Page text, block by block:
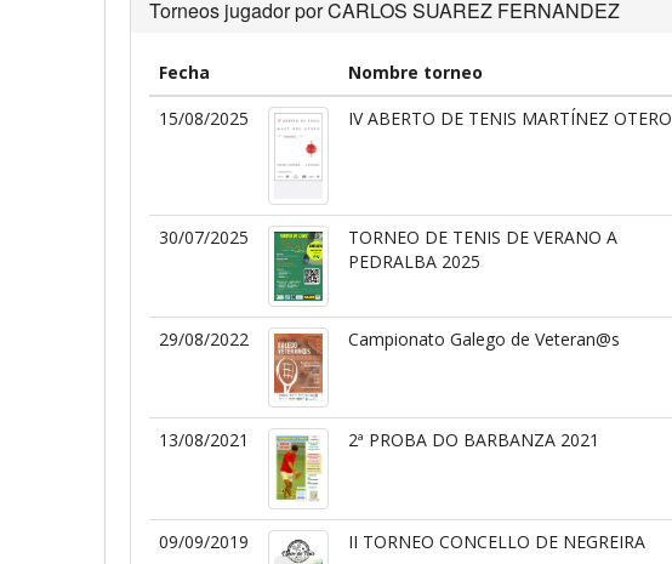
Torneos jugador por CARLOS SUAREZ FERNANDEZ
Fecha Nombre torneo
15/08/2025
IV ABERTO DE TENIS MARTÍNEZ OTERO
30/07/2025
TORNEO DE TENIS DE VERANO A
PEDRALBA 2025
29/08/2022 Campionato Galego de Veteran@s
13/08/2021 2ª PROBA DO BARBANZA 2021
09/09/2019 II TORNEO CONCELLO DE NEGREIRA